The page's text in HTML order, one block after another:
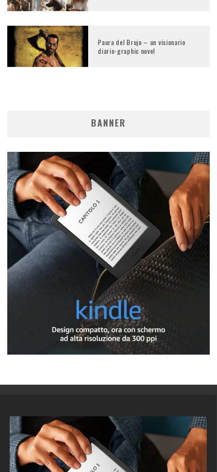
Paura del Brujo – un visionario
diario-graphic novel
BANNER